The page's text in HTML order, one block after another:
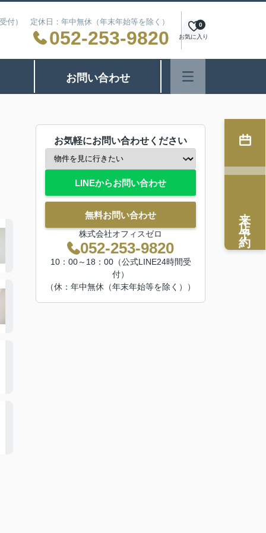
付） 定休日：年中無休（年末年始等を除く）
052-253-9820 お気に入り
0
お問い合わせ
お気軽にお問い合わせください
LINEからお問い合わせ
無料お問い合わせ
株式会社オフィスゼロ
052-253-9820
10：00～18：00（公式LINE24時間受
付）
（休：年中無休（年末年始等を除く））
来店予約